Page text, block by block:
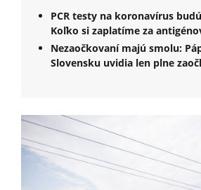
PCR testy na koronavírus
Koľko si zaplatíme za
Nezaočkovaní majú smolu:
Slovensku uvidia len plne